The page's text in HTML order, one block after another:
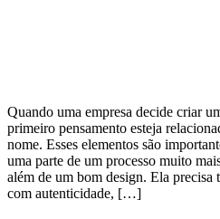
Quando uma empresa decide criar
primeiro pensamento esteja
nome. Esses elementos são
uma parte de um processo muito
além de um bom design. Ela precisa
com autenticidade, […]